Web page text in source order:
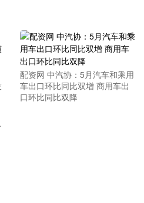
配资网 中汽协：5月汽车和乘用
车出口环比同比双增 商用车出
口环比同比双降